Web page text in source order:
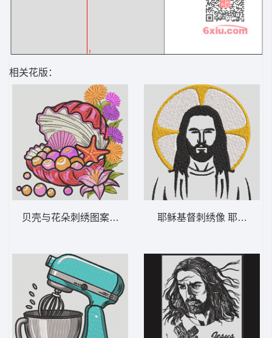
相关花版：
贝壳与花朵刺绣图案 海贝珍珠与花朵 – 海耶稣基督刺绣像 耶稣 9-